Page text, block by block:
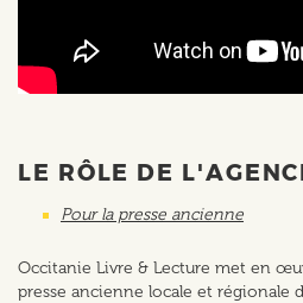
LE RÔLE DE
Pour la presse ancienne
Occitanie Livre & Lecture met en
presse ancienne locale et régionale